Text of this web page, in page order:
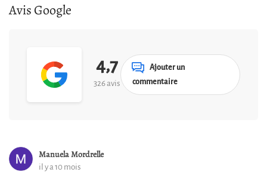
Avis Google
4,7
326 avis
Ajouter un
commentaire
Manuela Mordrelle
il y a 10 mois